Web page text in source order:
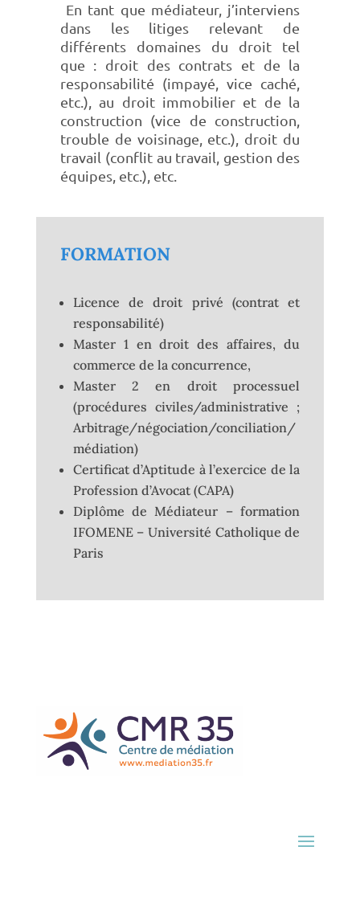
En tant que médiateur, j’interviens
dans les litiges relevant de
différents domaines du droit tel
que : droit des contrats et de la
responsabilité (impayé, vice caché,
etc.), au droit immobilier et de la
construction (vice de construction,
trouble de voisinage, etc.), droit du
travail (conflit au travail, gestion des
équipes, etc.), etc.
FORMATION
Licence de droit privé (contrat et
responsabilité)
Master 1 en droit des affaires, du
commerce de la concurrence,
Master 2 en droit processuel
(procédures civiles/administrative ;
Arbitrage/négociation/conciliation/
médiation)
Certificat d’Aptitude à l’exercice de la
Profession d’Avocat (CAPA)
Diplôme de Médiateur – formation
IFOMENE – Université Catholique de
Paris